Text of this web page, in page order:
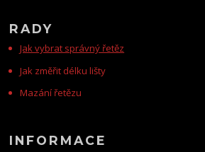
RADY
Jak vybrat správný řetěz
Jak změřit délku lišty
Mazání řetězu
INFORMACE